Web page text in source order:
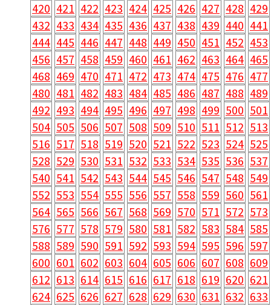
420 421 422 423 424 425 426 427 428 429
432 433 434 435 436 437 438 439 440 441
444 445 446 447 448 449 450 451 452 453
456 457 458 459 460 461 462 463 464 465
468 469 470 471 472 473 474 475 476 477
480 481 482 483 484 485 486 487 488 489
492 493 494 495 496 497 498 499 500 501
504 505 506 507 508 509 510 511 512 513
516 517 518 519 520 521 522 523 524 525
528 529 530 531 532 533 534 535 536 537
540 541 542 543 544 545 546 547 548 549
552 553 554 555 556 557 558 559 560 561
564 565 566 567 568 569 570 571 572 573
576 577 578 579 580 581 582 583 584 585
588 589 590 591 592 593 594 595 596 597
600 601 602 603 604 605 606 607 608 609
612 613 614 615 616 617 618 619 620 621
624 625 626 627 628 629 630 631 632 633